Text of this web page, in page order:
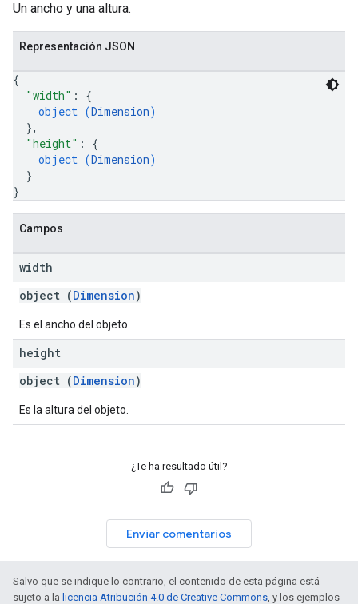
Un ancho y una altura.
Representación JSON
{
"width" : {
object (Dimension)
},
"height" : {
object (Dimension)
}
}
Campos
width
object (Dimension)
Es el ancho del objeto.
height
object (Dimension)
Es la altura del objeto.
¿Te ha resultado útil?
Enviar comentarios
Salvo que se indique lo contrario, el contenido de esta página está
sujeto a la licencia Atribución 4.0 de Creative Commons, y los ejemplos